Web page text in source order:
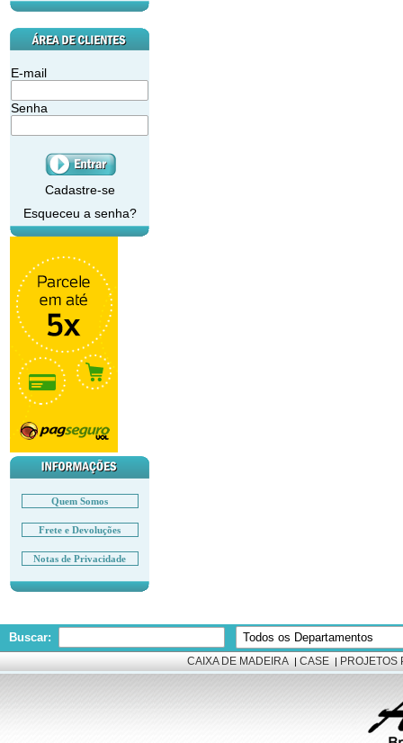
E-mail
Senha
Cadastre-se
Esqueceu a senha?
Quem Somos
Frete e Devoluções
Notas de Privacidade
Buscar:
CAIXA DE MADEIRA | CASE | PROJETOS